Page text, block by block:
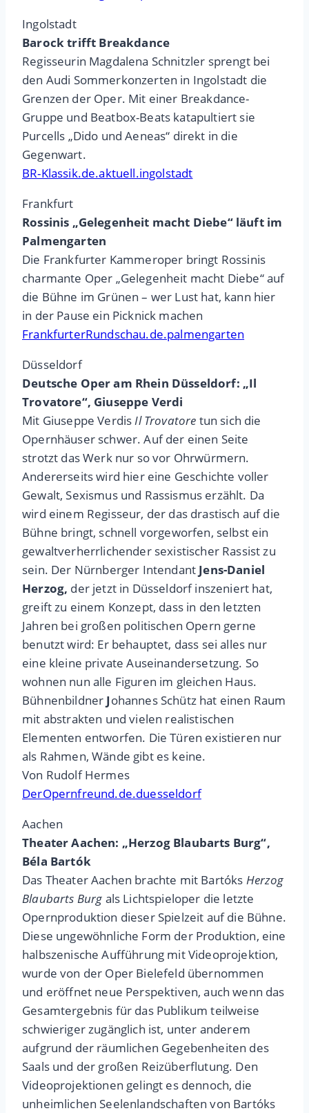
Ingolstadt
Barock trifft Breakdance
Regisseurin Magdalena Schnitzler sprengt bei
den Audi Sommerkonzerten in Ingolstadt die
Grenzen der Oper. Mit einer Breakdance-
Gruppe und Beatbox-Beats katapultiert sie
Purcells „Dido und Aeneas“ direkt in die
Gegenwart.
BR-Klassik.de.aktuell.ingolstadt
Frankfurt
Rossinis „Gelegenheit macht Diebe“ läuft im
Palmengarten
Die Frankfurter Kammeroper bringt Rossinis
charmante Oper „Gelegenheit macht Diebe“ auf
die Bühne im Grünen – wer Lust hat, kann hier
in der Pause ein Picknick machen
FrankfurterRundschau.de.palmengarten
Düsseldorf
Deutsche Oper am Rhein Düsseldorf: „Il
Trovatore“, Giuseppe Verdi
Mit Giuseppe VerdisIl Trovatore tun sich die
Opernhäuser schwer. Auf der einen Seite
strotzt das Werk nur so vor Ohrwürmern.
Andererseits wird hier eine Geschichte voller
Gewalt, Sexismus und Rassismus erzählt. Da
wird einem Regisseur, der das drastisch auf die
Bühne bringt, schnell vorgeworfen, selbst ein
gewaltverherrlichender sexistischer Rassist zu
sein. Der Nürnberger Intendant Jens-Daniel
Herzog, der jetzt in Düsseldorf inszeniert hat,
greift zu einem Konzept, dass in den letzten
Jahren bei großen politischen Opern gerne
benutzt wird: Er behauptet, dass sei alles nur
eine kleine private Auseinandersetzung. So
wohnen nun alle Figuren im gleichen Haus.
Bühnenbildner Johannes Schütz hat einen Raum
mit abstrakten und vielen realistischen
Elementen entworfen. Die Türen existieren nur
als Rahmen, Wände gibt es keine.
Von Rudolf Hermes
DerOpernfreund.de.duesseldorf
Aachen
Theater Aachen: „Herzog Blaubarts Burg“,
Béla Bartók
Das Theater Aachen brachte mit Bartóks Herzog
Blaubarts Burg als Lichtspieloper die letzte
Opernproduktion dieser Spielzeit auf die Bühne.
Diese ungewöhnliche Form der Produktion, eine
halbszenische Aufführung mit Videoprojektion,
wurde von der Oper Bielefeld übernommen
und eröffnet neue Perspektiven, auch wenn das
Gesamtergebnis für das Publikum teilweise
schwieriger zugänglich ist, unter anderem
aufgrund der räumlichen Gegebenheiten des
Saals und der großen Reizüberflutung. Den
Videoprojektionen gelingt es dennoch, die
unheimlichen Seelenlandschaften von Bartóks